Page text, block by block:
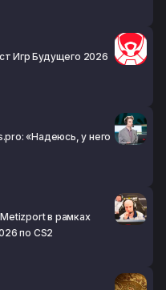
Игр Будущего 2026
«Надеюсь, у него
в рамках
по CS2